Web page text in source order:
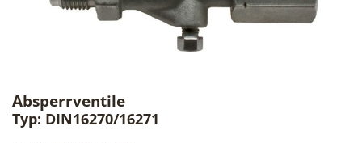
Absperrventile
Typ: DIN16270/16271